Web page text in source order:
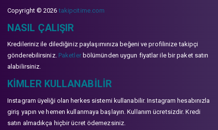
Copyright © 2026takipcitime.com
NASIL ÇALIŞIR
Kredileriniz ile dilediğiniz paylaşımınıza beğeni ve profilinize takipçi
gönderebilirsiniz. Paketlerbölümünden uygun fiyatlar ile bir paket satın
alabilirsiniz.
KIMLER KULLANABILIR
Instagram üyeliği olan herkes sistemi kullanabilir. Instagram hesabınızla
giriş yapın ve hemen kullanmaya başlayın. Kullanım ücretsizdir. Kredi
satın almadıkça hiçbir ücret ödemezsiniz.